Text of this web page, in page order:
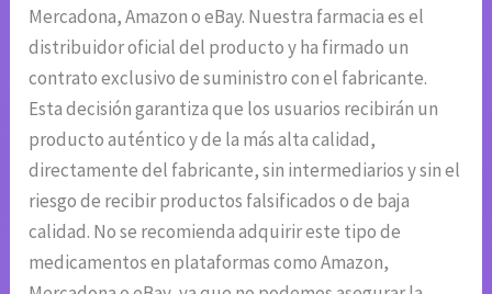
Mercadona, Amazon o eBay. Nuestra farmacia es el
distribuidor oficial del producto y ha firmado un
contrato exclusivo de suministro con el fabricante.
Esta decisión garantiza que los usuarios recibirán un
producto auténtico y de la más alta calidad,
directamente del fabricante, sin intermediarios y sin el
riesgo de recibir productos falsificados o de baja
calidad. No se recomienda adquirir este tipo de
medicamentos en plataformas como Amazon,